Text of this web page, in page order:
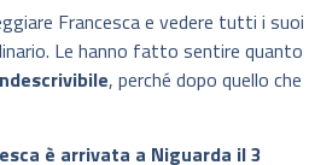
Francesca e vedere tutti i suoi
Le hanno fatto sentire quanto
, perché dopo quello che
è arrivata a Niguarda il 3